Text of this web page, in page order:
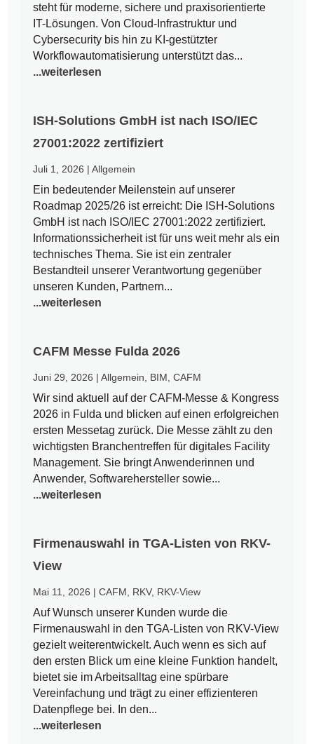
steht für moderne, sichere und praxisorientierte
IT-Lösungen. Von Cloud-Infrastruktur und
Cybersecurity bis hin zu KI-gestützter
Workflowautomatisierung unterstützt das...
...weiterlesen
ISH-Solutions GmbH ist nach ISO/IEC
27001:2022 zertifiziert
Juli 1, 2026 |Allgemein
Ein bedeutender Meilenstein auf unserer
Roadmap 2025/26 ist erreicht: Die ISH-Solutions
GmbH ist nach ISO/IEC 27001:2022 zertifiziert.
Informationssicherheit ist für uns weit mehr als ein
technisches Thema. Sie ist ein zentraler
Bestandteil unserer Verantwortung gegenüber
unseren Kunden, Partnern...
...weiterlesen
CAFM Messe Fulda 2026
Juni 29, 2026 |Allgemein BIM ,CAFM
Wir sind aktuell auf der CAFM-Messe & Kongress
2026 in Fulda und blicken auf einen erfolgreichen
ersten Messetag zurück. Die Messe zählt zu den
wichtigsten Branchentreffen für digitales Facility
Management. Sie bringt Anwenderinnen und
Anwender, Softwarehersteller sowie...
...weiterlesen
Firmenauswahl in TGA-Listen von RKV-
View
Mai 11, 2026 |CAFM RKV, RKV-View
Auf Wunsch unserer Kunden wurde die
Firmenauswahl in den TGA-Listen von RKV-View
gezielt weiterentwickelt. Auch wenn es sich auf
den ersten Blick um eine kleine Funktion handelt,
bietet sie im Arbeitsalltag eine spürbare
Vereinfachung und trägt zu einer effizienteren
Datenpflege bei. In den...
...weiterlesen